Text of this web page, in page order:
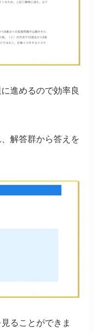
進めるので効率良
解答群から答えを
ることができま